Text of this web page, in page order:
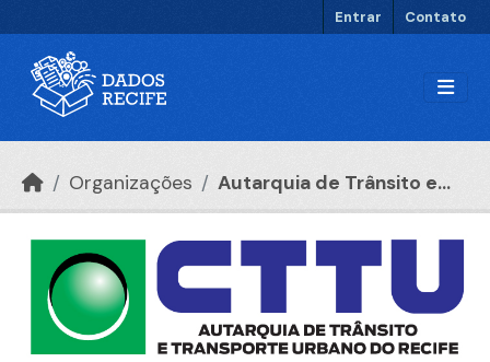
Entrar Contato
Organizações Autarquia de Trânsito e...